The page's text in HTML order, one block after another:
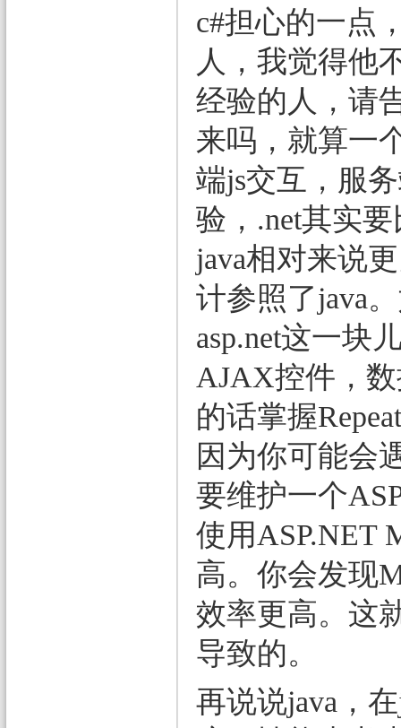
c#担心的一点
人，我觉得他
经验的人，请
来吗，就算一
端js交互，服
验，.net其实
java相对来说
计参照了java
asp.net这一块
AJAX控件，
的话掌握
因为你可能会
要维护一个
使用ASP.NET
高。你会发现
效率更高。这
导致的。
再说说java，